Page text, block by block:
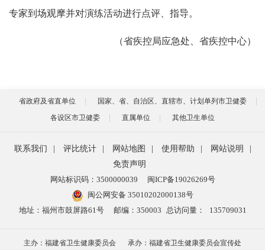
专家到场观摩并对演练活动进行点评、指导。
（省疾控局应急处、省疾控中心）
省政府及省直单位
国家、省、自治区、直辖市、计划单列市卫健委
各设区市卫健委
直属单位 其他卫生单位
联系我们 | 评比统计 | 网站地图 | 使用帮助 | 网站说明
|
免责声明
网站标识码：3500000039
闽ICP备19026269号
闽公网安备 35010202000138号
地址：福州市鼓屏路61号
邮编：350003 总访问量： 135709031
主办：福建省卫生健康委员会 承办：福建省卫生健康委员会宣传处